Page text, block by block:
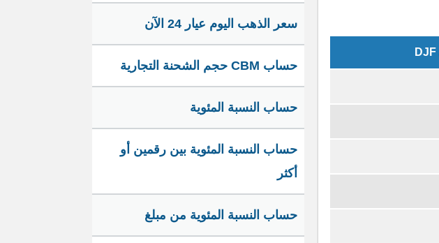
سعر الذهب اليوم عيار 24 الآن
حساب CBM حجم الشحنة التجارية
حساب النسبة المئوية
حساب النسبة المئوية بين رقمين أو
أكثر
حساب النسبة المئوية من مبلغ